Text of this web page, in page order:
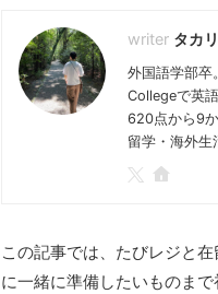
タカ
外国語学部卒
Collegeで英
620点から9
留学・海外生
この記事では、たびレジと
に一緒に準備したいものまで